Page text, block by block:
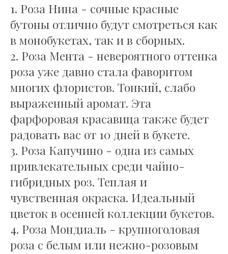
1. Роза Нина - сочные красные
бутоны отлично будут смотреться как
в монобукетах, так и в сборных.
2. Роза Мента - невероятного оттенка
роза уже давно стала фаворитом
многих флористов. Тонкий, слабо
выраженный аромат. Эта
фарфоровая красавица также будет
радовать вас от 10 дней в букете.
3. Роза Капучино - одна из самых
привлекательных среди чайно-
гибридных роз. Теплая и
чувственная окраска. Идеальный
цветок в осенней коллекции букетов.
4. Роза Мондиаль - крупноголовая
роза с белым или нежно-розовым